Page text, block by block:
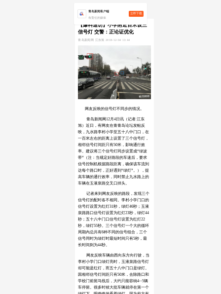
青岛新闻客户端
有责任的媒体
立即下载
【爆料追访】小学附近百米设三
信号灯 交警：正论证优化
青岛新闻网 江东旭 2018-12-04 13:44
网友反映的信号灯不同步的情况。
青岛新闻网12月4日讯（记者 江东
旭）近日，有网友在青青岛论坛发帖反
映，九水路李村小学至五十八中门口，在
一百米左右的距离上设置了三个信号灯，
相邻信号灯间距只有50米，影响通行效
率。建议将三个信号灯同步设置成“绿波
带”（注：当规定好路段的车速后，要求
信号控制机根据路段距离，确保该车流到
达每个路口时，正好遇到“绿灯”。），提
高车辆的通行效率，同时禁止九水路上的
车辆在玉液泉路交叉口掉头。
记者来到网友反映的路段，发现三个
信号灯的配时各不相同。李村小学门口的
信号灯设置为红灯31秒，绿灯46秒；玉液
泉路路口信号灯设置为红灯23秒，绿灯44
秒；五十八中门口信号灯设置为红灯22
秒，绿灯55秒。三个信号灯一个大的循环
周期内总共有6种不同的信号组合，三个
信号同时为绿灯时最短时间只有5秒，最
长时间则为44秒。
网友反映车辆由西向东方向行驶，当
李村小学门口绿灯亮时，玉液泉路信号灯
却可能是红灯，而五十八中门口是绿灯。
因相邻信号灯间距只有50米，去除路口和
学校门前斑马线后，大约只能容纳4--5辆
车停留。很多时候大批车辆就停在第一个